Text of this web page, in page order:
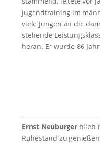
Jugendtraining im
viele Jungen an die
stehende
heran. Er wurde 86
Ernst Neuburgerblieb
Ruhestand zu